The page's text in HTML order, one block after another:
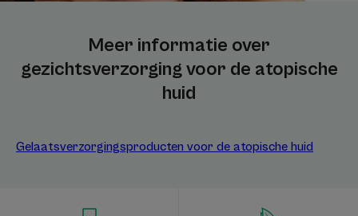
Meer informatie over
gezichtsverzorging voor de atopische
huid
Gelaatsverzorgingsproducten voor de atopische huid